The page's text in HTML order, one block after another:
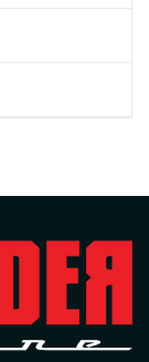
MapTun
undret